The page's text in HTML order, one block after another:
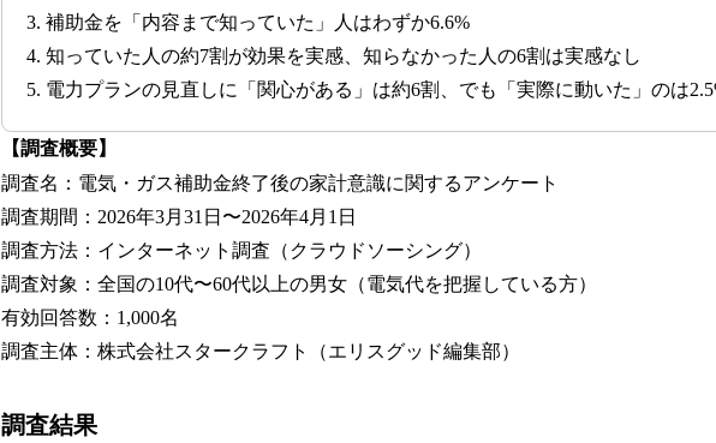
3. 補助金を「内容まで知っていた」人はわずか6.6%
4. 知っていた人の約7割が効果を実感、知らなかった人の6割は実感なし
5. 電力プランの見直しに「関心がある」は約6割、でも「実際に動いた」のは
【調査概要】
調査名：電気・ガス補助金終了後の家計意識に関するアンケート
調査期間：2026年3月31日〜2026年4月1日
調査方法：インターネット調査（クラウドソーシング）
調査対象：全国の10代〜60代以上の男女（電気代を把握している方）
有効回答数：1,000名
調査主体：株式会社スタークラフト（エリスグッド編集部）
調査結果